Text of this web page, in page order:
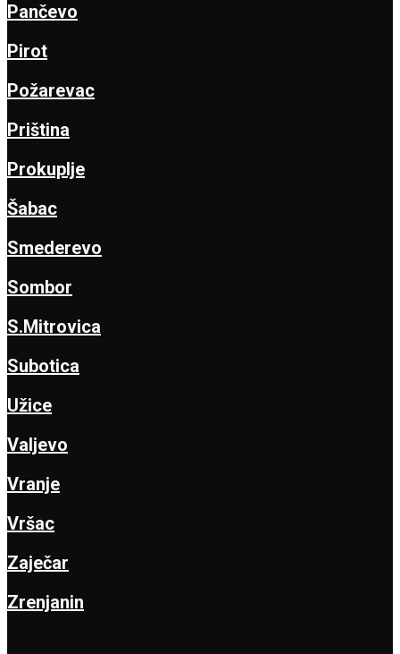
Pančevo
Pirot
Požarevac
Priština
Prokuplje
Šabac
Smederevo
Sombor
S.Mitrovica
Subotica
Užice
Valjevo
Vranje
Vršac
Zaječar
Zrenjanin